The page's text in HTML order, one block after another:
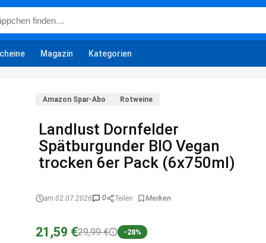
Magazin Kategorien
Amazon Spar-Abo Rotweine
Landlust Dornfelder
Spätburgunder BIO Vegan
trocken 6er Pack (6x750ml)
am 02.07.2026 0 Teilen
21,59 €29,99 € -28%